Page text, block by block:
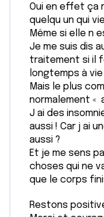
Oui en effet ça
quelqu un qui
Même si elle n
Je me suis dis
traitement si il
longtemps à
Mais le plus
normalement «
J ai des
aussi ! Car j ai
aussi ?
Et je me sens
choses qui ne
que le corps
Restons